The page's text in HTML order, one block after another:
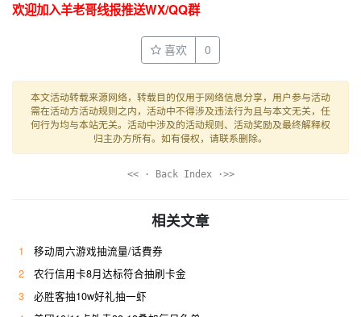
欢迎加入羊老哥线报推送WX/QQ群
喜欢 0
本文活动转载来源网络，转载目的仅用于网络信息分享，用户参与活动
需在活动方活动规则之内，活动中不得涉及违法行为且与本文无关，任
何行为均与本站无关。活动中涉及的活动规则、活动奖励及最终解释权
归主办方所有。如有侵权，请联系删除。
<< · Back Index ·>>
相关文章
1
移动周六游戏抽流量/话費券
2
农行信用卡8月达标符合抽刷卡金
3
必胜客抽10w好礼抽一虾